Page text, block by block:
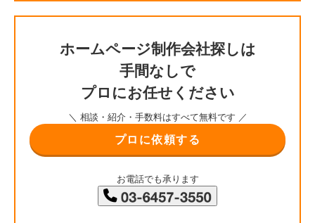
ホームページ制作会社探しは
手間なしで
プロにお任せください
＼ 相談・紹介・手数料はすべて無料です ／
プロに依頼する
お電話でも承ります